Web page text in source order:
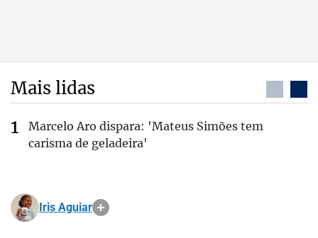
Mais lidas
Marcelo Aro dispara: 'Mateus Simões tem
carisma de geladeira'
Iris Aguiar